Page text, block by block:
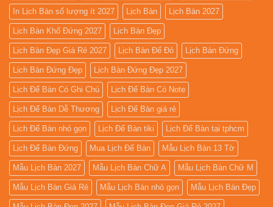
In Lịch Bàn số lượng ít 2027 Lịch Bàn Lịch Bàn 2027
Lịch Bàn Khổ Đứng 2027 Lịch Bàn Đẹp
Lịch Bàn Đẹp Giá Rẻ 2027 Lịch Bàn Đế Đỏ Lịch Bàn Đứng
Lịch Bàn Đứng Đẹp Lịch Bàn Đứng Đẹp 2027
Lịch Để Bàn Có Ghi Chú Lịch Để Bàn Có Note
Lịch Để Bàn Dễ Thương Lịch Để Bàn giá rẻ
Lịch Để Bàn nhỏ gọn Lịch Để Bàn tiki Lịch Để Bàn tại tphcm
Lịch Để Bàn Đứng Mua Lịch Để Bàn Mẫu Lịch Bàn 13 Tờ
Mẫu Lịch Bàn 2027 Mẫu Lịch Bàn Chữ A Mẫu Lịch Bàn Chữ M
Mẫu Lịch Bàn Giá Rẻ Mẫu Lịch Bàn nhỏ gọn Mẫu Lịch Bàn Đẹp